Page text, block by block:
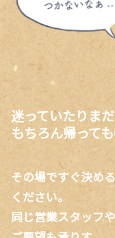
迷っていたりま
もちろん帰って
その場ですぐ決め
ください。
同じ営業スタッフ